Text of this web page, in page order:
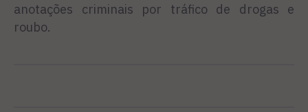
anotações criminais por tráfico de drogas e
roubo.